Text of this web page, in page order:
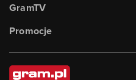
GramTV
Promocje